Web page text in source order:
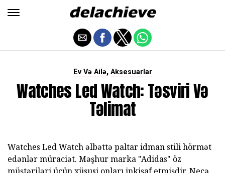
Ev Və Ailə, Aksesuarlar
Watches Led Watch: Təsviri Və
Təlimat
Watches Led Watch əlbəttə paltar idman stili hörmət
edənlər müraciət. Məşhur marka "Adidas" öz